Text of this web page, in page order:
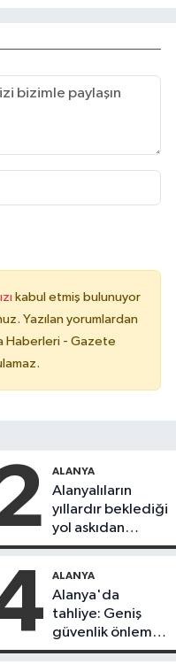
kabul etmiş bulunuyor
Yazılan yorumlardan
Haberleri - Gazete
ALANYA
Alanyalıların
yıllardır beklediği
yol askıdan
döndü
ALANYA
Alanya'da
tahliye: Geniş
güvenlik önlemi
alındı